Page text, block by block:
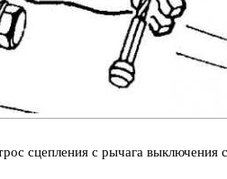
сцепления с рычага выключения